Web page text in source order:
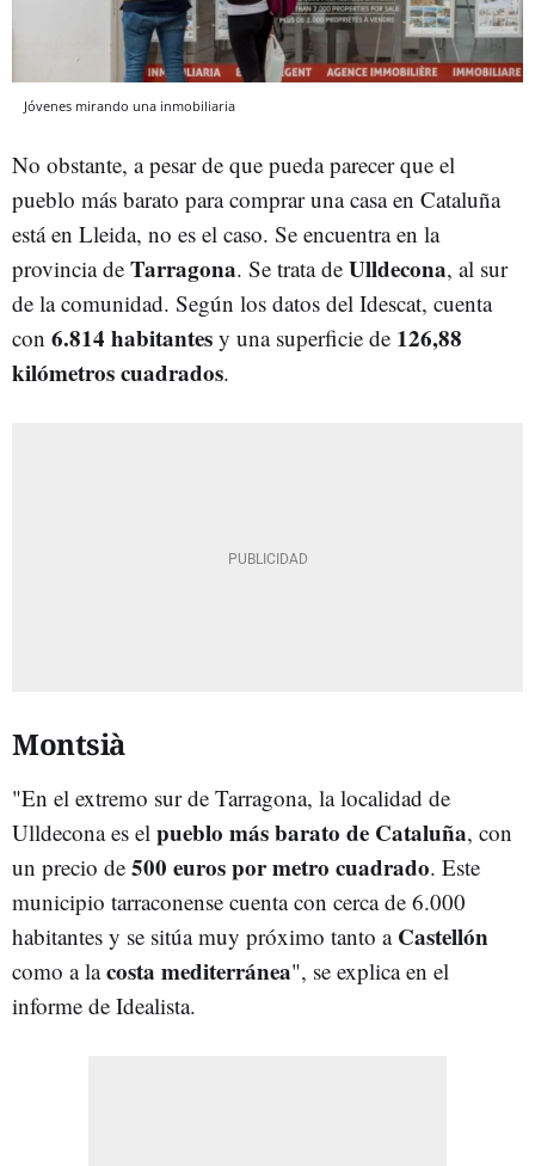
Jóvenes mirando una inmobiliaria
No obstante, a pesar de que pueda parecer que el
pueblo más barato para comprar una casa en Cataluña
está en Lleida, no es el caso. Se encuentra en la
provincia de Tarragona. Se trata de Ulldecona, al sur
de la comunidad. Según los datos del Idescat, cuenta
con 6.814 habitantes y una superficie de 126,88
kilómetros cuadrados.
Montsià
"En el extremo sur de Tarragona, la localidad de
Ulldecona es el pueblo más barato de Cataluña, con
un precio de 500 euros por metro cuadrado. Este
municipio tarraconense cuenta con cerca de 6.000
habitantes y se sitúa muy próximo tanto a Castellón
como a lacosta mediterránea", se explica en el
informe de Idealista.